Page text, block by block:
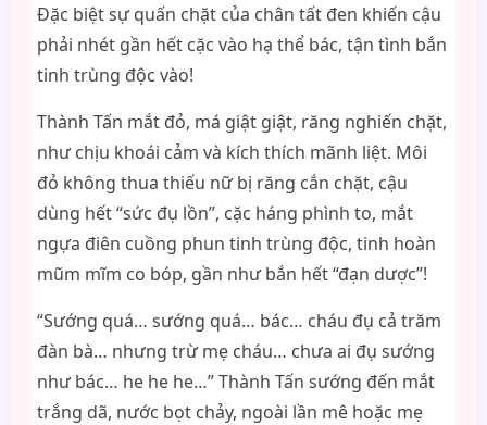
Đặc biệt sự quấn chặt của chân tất đen khiến cậu
phải nhét gần hết cặc vào hạ thể bác, tận tình bắn
tinh trùng độc vào!
Thành Tấn mắt đỏ, má giật giật, răng nghiến chặt,
như chịu khoái cảm và kích thích mãnh liệt. Môi
đỏ không thua thiếu nữ bị răng cắn chặt, cậu
dùng hết “sức đụ lồn”, cặc háng phình to, mắt
ngựa điên cuồng phun tinh trùng độc, tinh hoàn
mũm mĩm co bóp, gần như bắn hết “đạn dược”!
“Sướng quá… sướng quá… bác… cháu đụ cả trăm
đàn bà… nhưng trừ mẹ cháu… chưa ai đụ sướng
như bác… he he he…” Thành Tấn sướng đến mắt
trắng dã, nước bọt chảy, ngoài lần mê hoặc mẹ